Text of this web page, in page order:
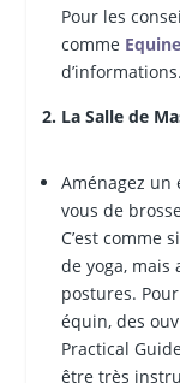
Pour les
comme
d’informations.
2. La Salle de
Aménagez un
vous de
C’est comme
de yoga, mais
postures.
équin, des
Practical
être très